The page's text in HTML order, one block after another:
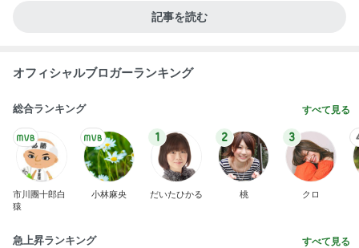
記事を読む
オフィシャルブロガーランキング
総合ランキング すべて見る
市川團十郎白
猿
小林麻央
1
だいたひかる
2
桃
3
クロ
急上昇ランキング すべて見る